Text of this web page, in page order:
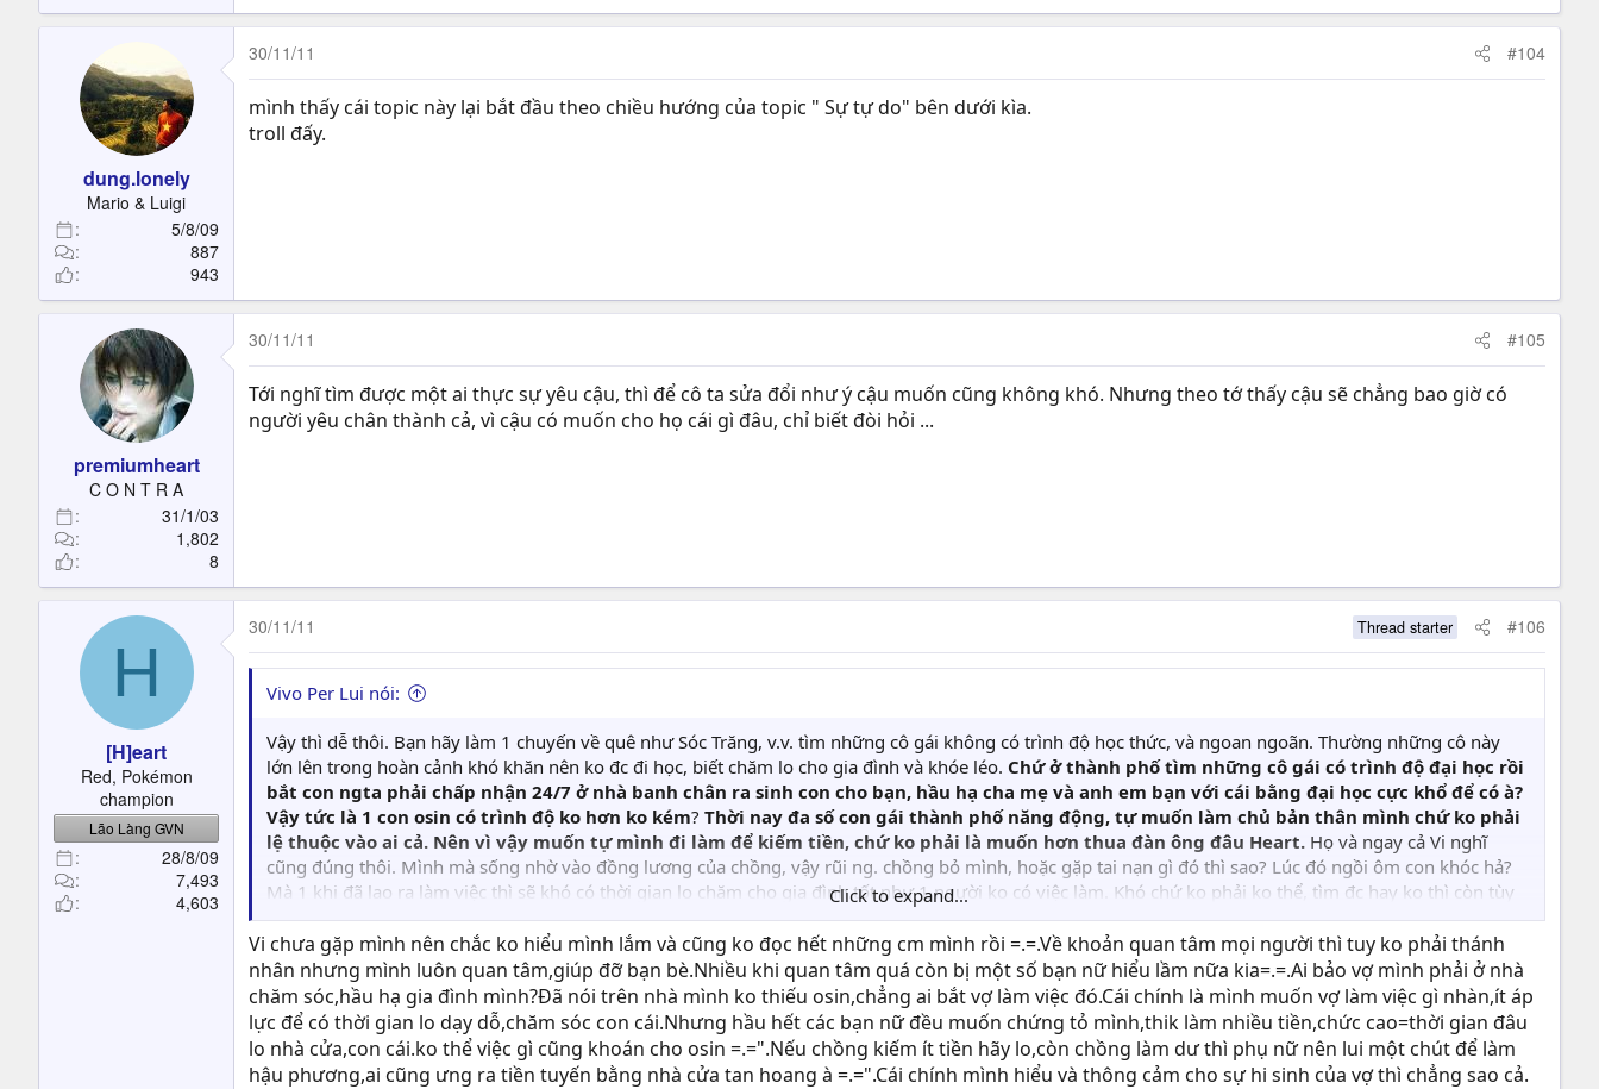
dung.lonely
Mario & Luigi
5/8/09
887
943
30/11/11 #104
mình thấy cái topic này lại bắt đầu theo chiều hướng của topic " Sự tự do" bên dưới kìa.
troll đấy.
premiumheart
C O N T R A
31/1/03
1,802
8
30/11/11 #105
Tới nghĩ tìm được một ai thực sự yêu cậu, thì để cô ta sửa đổi như ý cậu muốn cũng không khó. Nhưng theo tớ thấy cậu sẽ chẳng bao giờ có
người yêu chân thành cả, vì cậu có muốn cho họ cái gì đâu, chỉ biết đòi hỏi ...
H
[H]eart
Red, Pokémon
champion
Lão Làng GVN
28/8/09
7,493
4,603
30/11/11 Thread starter #106
Vivo Per Lui nói:
Vậy thì dễ thôi. Bạn hãy làm 1 chuyến về quê như Sóc Trăng, v.v. tìm những cô gái không có trình độ học thức, và ngoan ngoãn. Thường những cô này
lớn lên trong hoàn cảnh khó khăn nên ko đc đi học, biết chăm lo cho gia đình và khóe léo. Chứ ở thành phố tìm những cô gái có trình độ đại học rồi
bắt con ngta phải chấp nhận 24/7 ở nhà banh chân ra sinh con cho bạn, hầu hạ cha mẹ và anh em bạn với cái bằng đại học cực khổ để có à?
Vậy tức là 1 con osin có trình độ ko hơn ko kém? Thời nay đa số con gái thành phố năng động, tự muốn làm chủ bản thân mình chứ ko phải
lệ thuộc vào ai cả. Nên vì vậy muốn tự mình đi làm để kiếm tiền, chứ ko phải là muốn hơn thua đàn ông đâu Heart. Họ và ngay cả Vi nghĩ
cũng đúng thôi. Mình mà sống nhờ vào đồng lương của chồng, vậy rũi ng. chồng bỏ mình, hoặc gặp tai nạn gì đó thì sao? Lúc đó ngồi ôm con khóc hả?
Mà 1 khi đã lao ra làm việc thì sẽ khó có thời gian lo chăm cho gia đình tốt như 1 người ko có việc làm. Khó chứ ko phải ko thể, tìm đc hay ko thì còn tùy
vào sự may mắn của bạn nữa. Bạn nói kiểu này Vi tin chắc mai này bạn sẽ là 1 ông chồng đi làm về ôm tờ báo ngồi chờ cơm nước dâng lên tới miệng, ăn
xong rồi xách đít đi ngủ để vợ rửa chén. Đừng gia trưởng quá bạn. Cột 1 sợi dây luôn cần phải kéo 2 bên, muốn ngta tốt với gia đình mình thì trước nhất
mình tốt với gia đình ngta. Muốn ngta phụ giúp mình việc nhà thì mình cũng phải san sẻ việc nhà với vợ. Đây ko phải gọi là bình đẳng hay cái gì đó cao
xa, mà chỉ là sự cảm thông & san sẻ việc nặng nhọc cho nhau.
Click to expand...
Vi chưa gặp mình nên chắc ko hiểu mình lắm và cũng ko đọc hết những cm mình rồi =.=.Về khoản quan tâm mọi người thì tuy ko phải thánh
nhân nhưng mình luôn quan tâm,giúp đỡ bạn bè.Nhiều khi quan tâm quá còn bị một số bạn nữ hiểu lầm nữa kia=.=.Ai bảo vợ mình phải ở nhà
chăm sóc,hầu hạ gia đình mình?Đã nói trên nhà mình ko thiếu osin,chẳng ai bắt vợ làm việc đó.Cái chính là mình muốn vợ làm việc gì nhàn,ít áp
lực để có thời gian lo dạy dỗ,chăm sóc con cái.Nhưng hầu hết các bạn nữ đều muốn chứng tỏ mình,thik làm nhiều tiền,chức cao=thời gian đâu
lo nhà cửa,con cái.ko thể việc gì cũng khoán cho osin =.=".Nếu chồng kiếm ít tiền hãy lo,còn chồng làm dư thì phụ nữ nên lui một chút để làm
hậu phương,ai cũng ưng ra tiền tuyến bằng nhà cửa tan hoang à =.=".Cái chính mình hiểu và thông cảm cho sự hi sinh của vợ thì chẳng sao cả.